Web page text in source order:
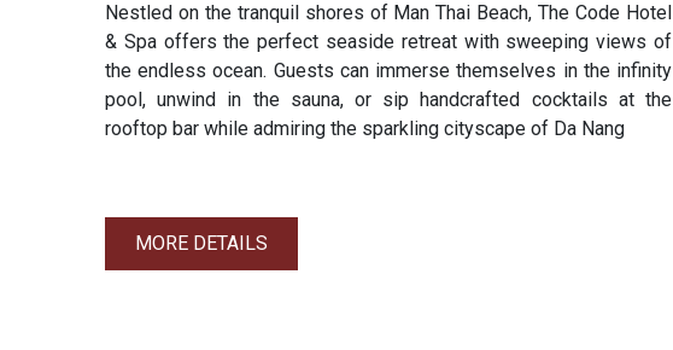
Nestled on the tranquil shores of Man Thai Beach, The Code Hotel
& Spa offers the perfect seaside retreat with sweeping views of
the endless ocean. Guests can immerse themselves in the infinity
pool, unwind in the sauna, or sip handcrafted cocktails at the
rooftop bar while admiring the sparkling cityscape of Da Nang
MORE DETAILS